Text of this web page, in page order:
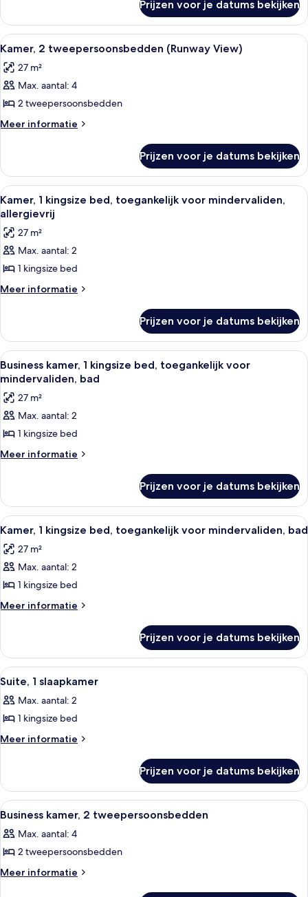
View)
laden
1
kingsize
bed
View)
Prijzen voor je datums bekijken
Alle
foto's
voor
Kamer,
2
tweepersoonsbedden
laden
Luxe beddengoed, donzen
7
Kamer, 2 tweepersoonsbedden (Runway View)
27 m²
Max. aantal: 4
2 tweepersoonsbedden
Meer informatie
Meer
2
tweepersoonsbedden
(Runway
View)
Prijzen voor je datums bekijken
Alle
foto's
voor
Kamer,
1
kingsize
bed,
mindervaliden,
allergievrij
laden
Een hotelkamer met een groot bed,
8
Kamer, 1 kingsize bed, toegankelijk voor mindervaliden,
allergievrij
27 m²
Max. aantal: 2
1 kingsize bed
Meer informatie
Meer
1
kingsize
bed,
toegankelijk
mindervaliden,
allergievrij
Prijzen voor je datums bekijken
Alle
foto's
voor
Business
kamer,
1
kingsize
voor
mindervaliden,
bad
laden
Een luchthaventerminal met
8
Business kamer, 1 kingsize bed, toegankelijk voor
mindervaliden, bad
27 m²
Max. aantal: 2
1 kingsize bed
Meer informatie
Meer
kamer,
kingsize
toegankelijk
voor
bad
Prijzen voor je datums bekijken
Alle
foto's
voor
Kamer,
1
kingsize
voor
mindervaliden,
bad
laden
Een hotelkamer met een bed,
7
Kamer, 1 kingsize bed, toegankelijk voor mindervaliden, bad
27 m²
Max. aantal: 2
1 kingsize bed
Meer informatie
Meer
1
kingsize
bed,
voor
mindervaliden,
Prijzen voor je datums bekijken
Alle
foto's
voor
Suite,
1
Een hotelkamer met een bed, een
9
Suite, 1 slaapkamer
Max. aantal: 2
1 kingsize bed
Meer informatie
Meer
1
slaapkamer
Prijzen voor je datums bekijken
Alle
foto's
voor
Business
kamer,
Luxe beddengoed, donzen
6
Business kamer, 2 tweepersoonsbedden
Max. aantal: 4
2 tweepersoonsbedden
Meer informatie
Meer